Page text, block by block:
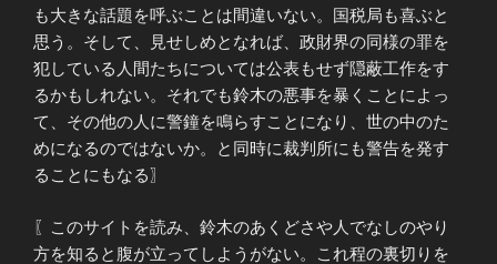
も大きな話題を呼ぶことは間違いない。国税局も喜ぶと
思う。そして、見せしめとなれば、政財界の同様の罪を
犯している人間たちについては公表もせず隠蔽工作をす
るかもしれない。それでも鈴木の悪事を暴くことによっ
て、その他の人に警鐘を鳴らすことになり、世の中のた
めになるのではないか。と同時に裁判所にも警告を発す
ることにもなる〗
〖このサイトを読み、鈴木のあくどさや人でなしのやり
方を知ると腹が立ってしようがない。これ程の裏切りを